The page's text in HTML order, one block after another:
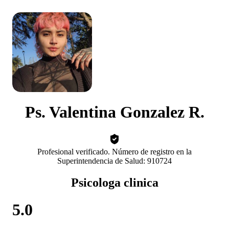
Ps. Valentina Gonzalez R.
Profesional verificado. Número de registro en la
Superintendencia de Salud: 910724
Psicologa clinica
5.0